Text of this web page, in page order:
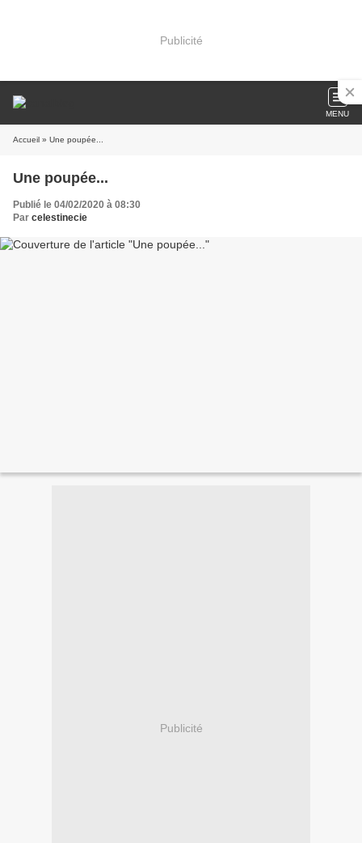
Publicité
MENU
Accueil » Une poupée...
Une poupée...
Publié le 04/02/2020 à 08:30
Par celestinecie
Publicité